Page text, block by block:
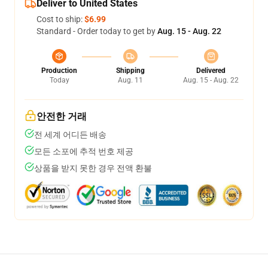
Deliver to United States
Cost to ship:$6.99
Standard - Order today to get byAug. 15 - Aug. 22
Production
Today
Shipping
Aug. 11
Delivered
Aug. 15 - Aug. 22
안전한 거래
전 세계 어디든 배송
모든 소포에 추적 번호 제공
상품을 받지 못한 경우 전액 환불